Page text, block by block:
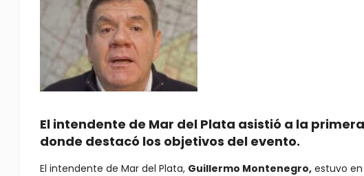
El intendente de Mar del Plata asistió a la
donde destacó los objetivos del evento.
El intendente de Mar del Plata, Guillermo Montenegro,estuvo en